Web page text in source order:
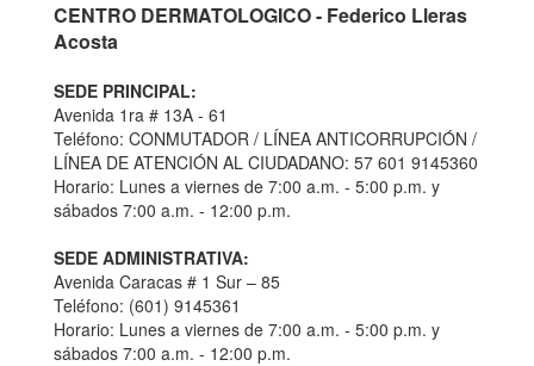
CENTRO DERMATOLOGICO - Federico Lleras
Acosta
SEDE PRINCIPAL:
Avenida 1ra # 13A - 61
Teléfono: CONMUTADOR / LÍNEA ANTICORRUPCIÓN /
LÍNEA DE ATENCIÓN AL CIUDADANO: 57 601 9145360
Horario: Lunes a viernes de 7:00 a.m. - 5:00 p.m. y
sábados 7:00 a.m. - 12:00 p.m.
SEDE ADMINISTRATIVA:
Avenida Caracas # 1 Sur – 85
Teléfono: (601) 9145361
Horario: Lunes a viernes de 7:00 a.m. - 5:00 p.m. y
sábados 7:00 a.m. - 12:00 p.m.